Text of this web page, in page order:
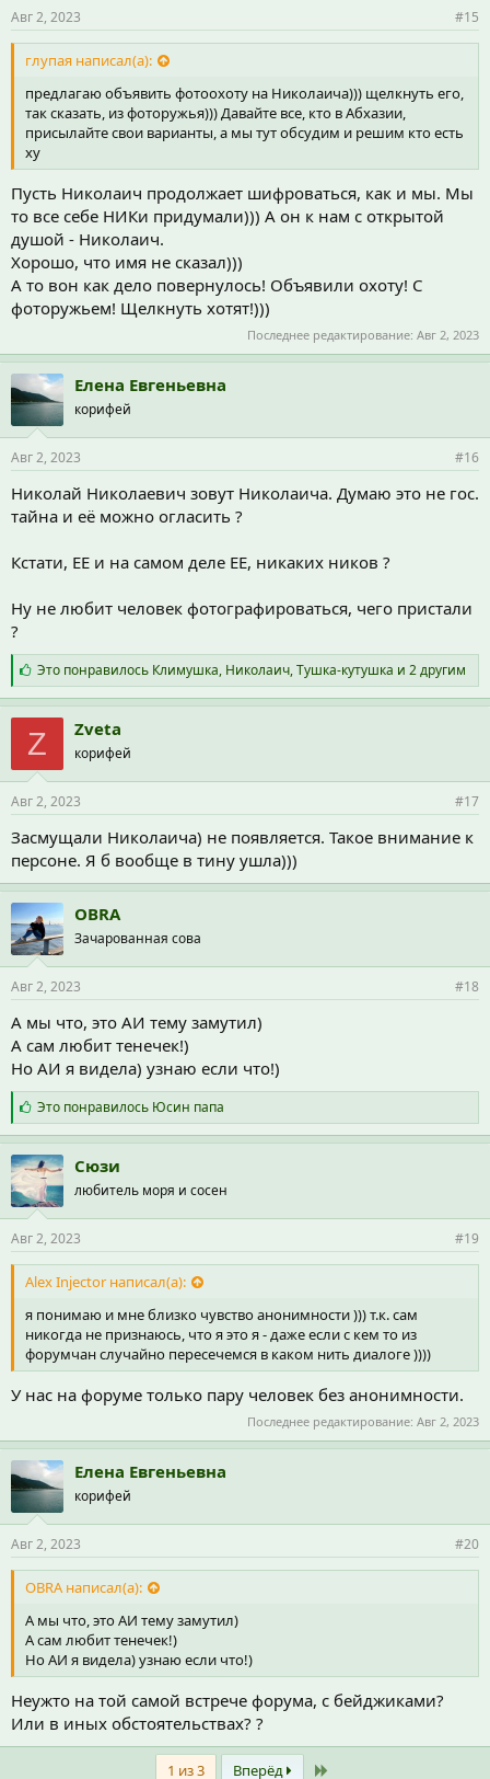
:
Авг 2, 2023 #15
глупая написал(а):
предлагаю объявить фотоохоту на Николаича))) щелкнуть его,
так сказать, из фоторужья))) Давайте все, кто в Абхазии,
присылайте свои варианты, а мы тут обсудим и решим кто есть
ху
Пусть Николаич продолжает шифроваться, как и мы. Мы
то все себе НИКи придумали))) А он к нам с открытой
душой - Николаич.
Хорошо, что имя не сказал)))
А то вон как дело повернулось! Объявили охоту! С
фоторужьем! Щелкнуть хотят!)))
Последнее редактирование: Авг 2, 2023
Елена Евгеньевна
корифей
Авг 2, 2023 #16
Николай Николаевич зовут Николаича. Думаю это не гос.
тайна и её можно огласить ?
Кстати, ЕЕ и на самом деле ЕЕ, никаких ников ?
Ну не любит человек фотографироваться, чего пристали
?
С
и
м
п
а
т
и
:
Это понравилось Климушка, Николаич,Тушка-кутушка и 2 другим
Z Zveta
корифей
Авг 2, 2023 #17
Засмущали Николаича) не появляется. Такое внимание к
персоне. Я б вообще в тину ушла)))
OBRA
Зачарованная сова
Авг 2, 2023 #18
А мы что, это АИ тему замутил)
А сам любит тенечек!)
Но АИ я видела) узнаю если что!)
С
и
м
п
а
т
и
:
Это понравилось Юсин папа
Сюзи
любитель моря и сосен
Авг 2, 2023 #19
Alex Injector написал(а):
я понимаю и мне близко чувство анонимности ))) т.к. сам
никогда не признаюсь, что я это я - даже если с кем то из
форумчан случайно пересечемся в каком нить диалоге ))))
У нас на форуме только пару человек без анонимности.
Последнее редактирование: Авг 2, 2023
Елена Евгеньевна
корифей
Авг 2, 2023 #20
OBRA написал(а):
А мы что, это АИ тему замутил)
А сам любит тенечек!)
Но АИ я видела) узнаю если что!)
Неужто на той самой встрече форума, с бейджиками?
Или в иных обстоятельствах? ?
1 из 3 Вперёд Last